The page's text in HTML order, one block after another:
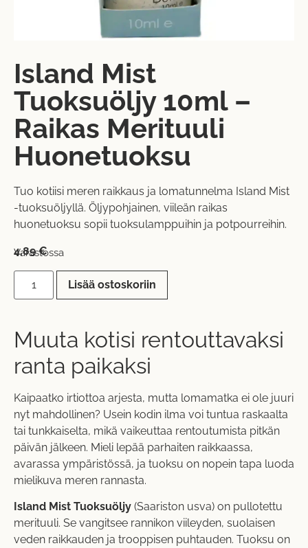
Island Mist
Tuoksuöljy 10ml –
Raikas Merituuli
Huonetuoksu
Tuo kotiisi meren raikkaus ja lomatunnelma Island Mist
-tuoksuöljyllä. Öljypohjainen, viileän raikas
huonetuoksu sopii tuoksulamppuihin ja potpourreihin.
4,89€
Varastossa
Lisää ostoskoriin
Muuta kotisi rentouttavaksi
ranta paikaksi
Kaipaatko irtiottoa arjesta, mutta lomamatka ei ole juuri
nyt mahdollinen? Usein kodin ilma voi tuntua raskaalta
tai tunkkaiselta, mikä vaikeuttaa rentoutumista pitkän
päivän jälkeen. Mieli lepää parhaiten raikkaassa,
avarassa ympäristössä, ja tuoksu on nopein tapa luoda
mielikuva meren rannasta.
Island Mist Tuoksuöljy (Saariston usva) on pullotettu
merituuli. Se vangitsee rannikon viileyden, suolaisen
veden raikkauden ja trooppisen puhtauden. Tuoksu on